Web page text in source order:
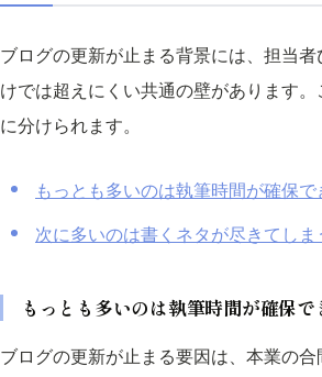
ブログの更新が止まる背景には、担当
けでは超えにくい共通の壁があります
に分けられます。
もっとも多いのは執筆時間が確保で
次に多いのは書くネタが尽きてしま
もっとも多いのは執筆時間が確保で
ブログの更新が止まる要因は、本業の